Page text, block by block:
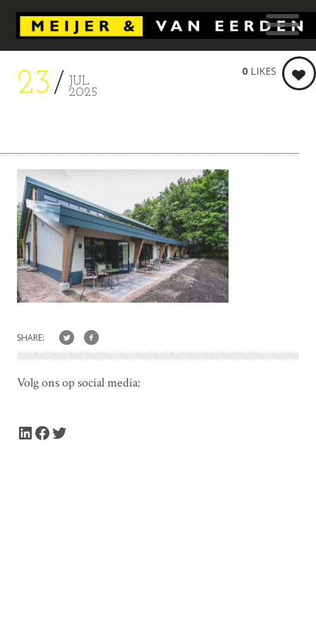
23
JUL
2025
0 LIKES
SHARE:
Volg ons op social media:
LinkedIn Facebook